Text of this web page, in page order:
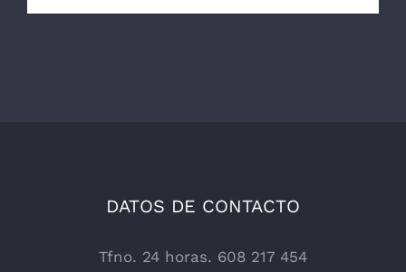
DATOS DE CONTACTO
Tfno. 24 horas. 608 217 454